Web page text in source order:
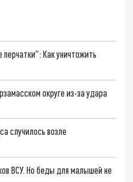
Как уничтожить
округе из-за удара
случилось возле
ВСУ. Но беды для малышей не